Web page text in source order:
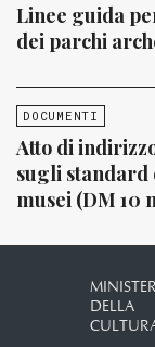
Linee guida
dei parchi
DOCUMENTI
Atto di
sugli standard
musei (DM 10
DELLA